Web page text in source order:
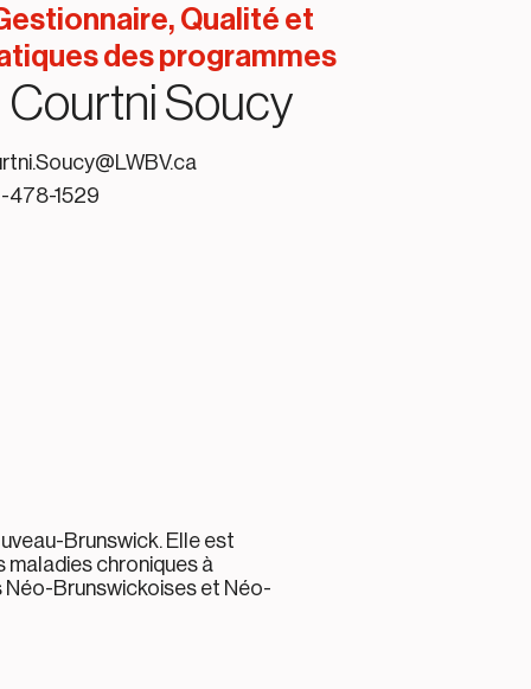
478-1529
Qualité et
des programmes
Courtni Soucy
Brunswick. Elle est
maladies chroniques à
Néo-Brunswickoises et Néo-